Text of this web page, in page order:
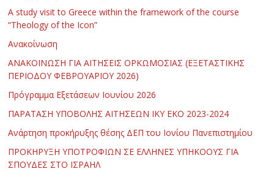
Α study visit to Greece within the framework of the course
“Theology of the Icon”
Ανακοίνωση
ΑΝΑΚΟΙΝΩΣΗ ΓΙΑ ΑΙΤΗΣΕΙΣ ΟΡΚΩΜΟΣΙΑΣ (ΕΞΕΤΑΣΤΙΚΗΣ
ΠΕΡΙΟΔΟΥ ΦΕΒΡΟΥΑΡΙΟΥ 2026)
Πρόγραμμα Εξετάσεων Ιουνίου 2026
ΠΑΡΑΤΑΣΗ ΥΠΟΒΟΛΗΣ ΑΙΤΗΣΕΩΝ ΙΚΥ ΕΚΟ 2023-2024
Ανάρτηση προκήρυξης θέσης ΔΕΠ του Ιονίου Πανεπιστημίου
ΠΡΟΚΗΡΥΞΗ ΥΠΟΤΡΟΦΙΩΝ ΣΕ ΕΛΛΗΝΕΣ ΥΠΗΚΟΟΥΣ ΓΙΑ
ΣΠΟΥΔΕΣ ΣΤΟ ΙΣΡΑΗΛ